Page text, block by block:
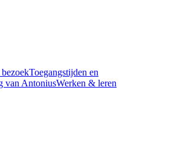
Toegangstijden en
van AntoniusWerken & leren